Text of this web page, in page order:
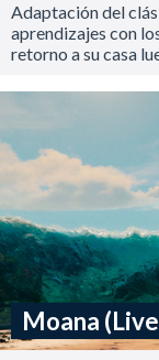
Adaptación del
aprendizajes con
retorno a su casa
Moana